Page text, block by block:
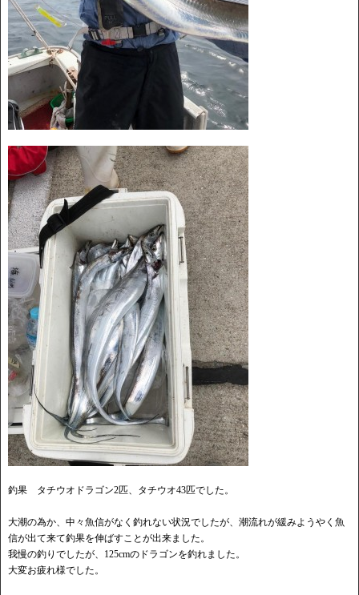
釣果 タチウオドラゴン2匹、タチウオ43匹でした。
大潮の為か、中々魚信がなく釣れない状況でしたが、潮流れが緩みようやく魚
信が出て来て釣果を伸ばすことが出来ました。
我慢の釣りでしたが、125cmのドラゴンを釣れました。
大変お疲れ様でした。